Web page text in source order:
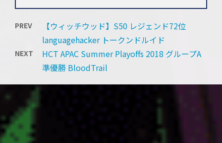
PREV
【ウィッチウッド】S50 レジェンド72位
languagehacker トークンドルイド
NEXT
HCT APAC Summer Playoffs 2018 グループA
準優勝 BloodTrail